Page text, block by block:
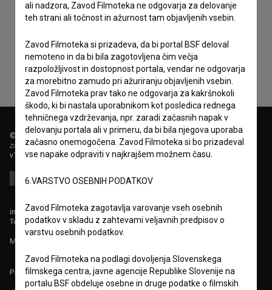
Sprejemamsplošne pogojein dajemsoglasjeza
© 2018-2026, Filmoteka,
zavod za širjenje filmske kulture
v7.149.2
info@filmoteka.si
Tehnična pomoč: podpora@bsf.si
Mednarodna številka ISSN 2670-787X
Projekt sofinancira:
ali nadzora, Zavod Filmoteka ne odgovarja za delovanje
teh strani ali točnost in ažurnost tam objavljenih vsebin.
Zavod Filmoteka si prizadeva, da bi portal BSF deloval
nemoteno in da bi bila zagotovljena čim večja
razpoložljivost in dostopnost portala, vendar ne odgovarja
za morebitno zamudo pri ažuriranju objavljenih vsebin.
Zavod Filmoteka prav tako ne odgovarja za kakršnokoli
škodo, ki bi nastala uporabnikom kot posledica rednega
tehničnega vzdrževanja, npr. zaradi začasnih napak v
delovanju portala ali v primeru, da bi bila njegova uporaba
začasno onemogočena. Zavod Filmoteka si bo prizadeval
vse napake odpraviti v najkrajšem možnem času.
6.VARSTVO OSEBNIH PODATKOV
Zavod Filmoteka zagotavlja varovanje vseh osebnih
podatkov v skladu z zahtevami veljavnih predpisov o
varstvu osebnih podatkov.
Zavod Filmoteka na podlagi dovoljenja Slovenskega
filmskega centra, javne agencije Republike Slovenije na
portalu BSF obdeluje osebne in druge podatke o filmskih